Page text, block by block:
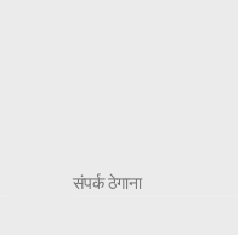
संपर्क ठेगाना